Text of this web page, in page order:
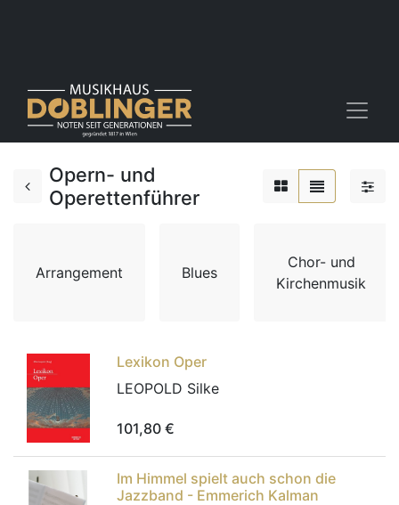
Opern- und
Operettenführer
Arrangement Blues
Chor- und
Kirchenmusik
Lexikon Oper
LEOPOLD Silke
101,80 €
Im Himmel spielt auch schon die
Jazzband - Emmerich Kalman